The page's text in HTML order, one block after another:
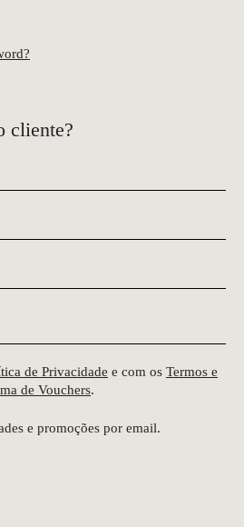
cliente?
de Privacidade e com os Termos e
de Vouchers.
e promoções por email.